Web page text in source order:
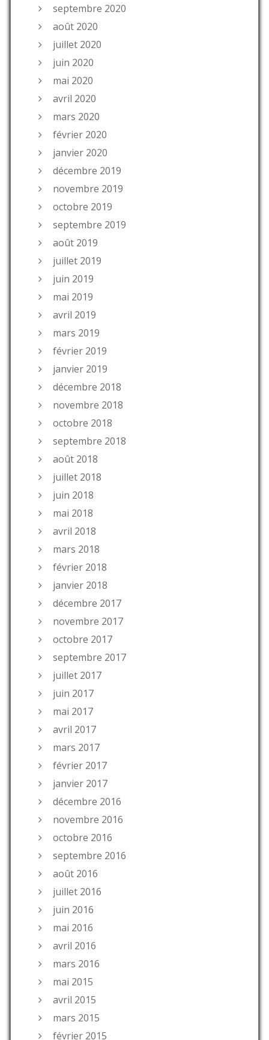
septembre 2020
août 2020
juillet 2020
juin 2020
mai 2020
avril 2020
mars 2020
février 2020
janvier 2020
décembre 2019
novembre 2019
octobre 2019
septembre 2019
août 2019
juillet 2019
juin 2019
mai 2019
avril 2019
mars 2019
février 2019
janvier 2019
décembre 2018
novembre 2018
octobre 2018
septembre 2018
août 2018
juillet 2018
juin 2018
mai 2018
avril 2018
mars 2018
février 2018
janvier 2018
décembre 2017
novembre 2017
octobre 2017
septembre 2017
juillet 2017
juin 2017
mai 2017
avril 2017
mars 2017
février 2017
janvier 2017
décembre 2016
novembre 2016
octobre 2016
septembre 2016
août 2016
juillet 2016
juin 2016
mai 2016
avril 2016
mars 2016
mai 2015
avril 2015
mars 2015
février 2015